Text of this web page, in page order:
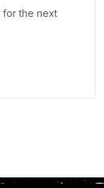
for the next